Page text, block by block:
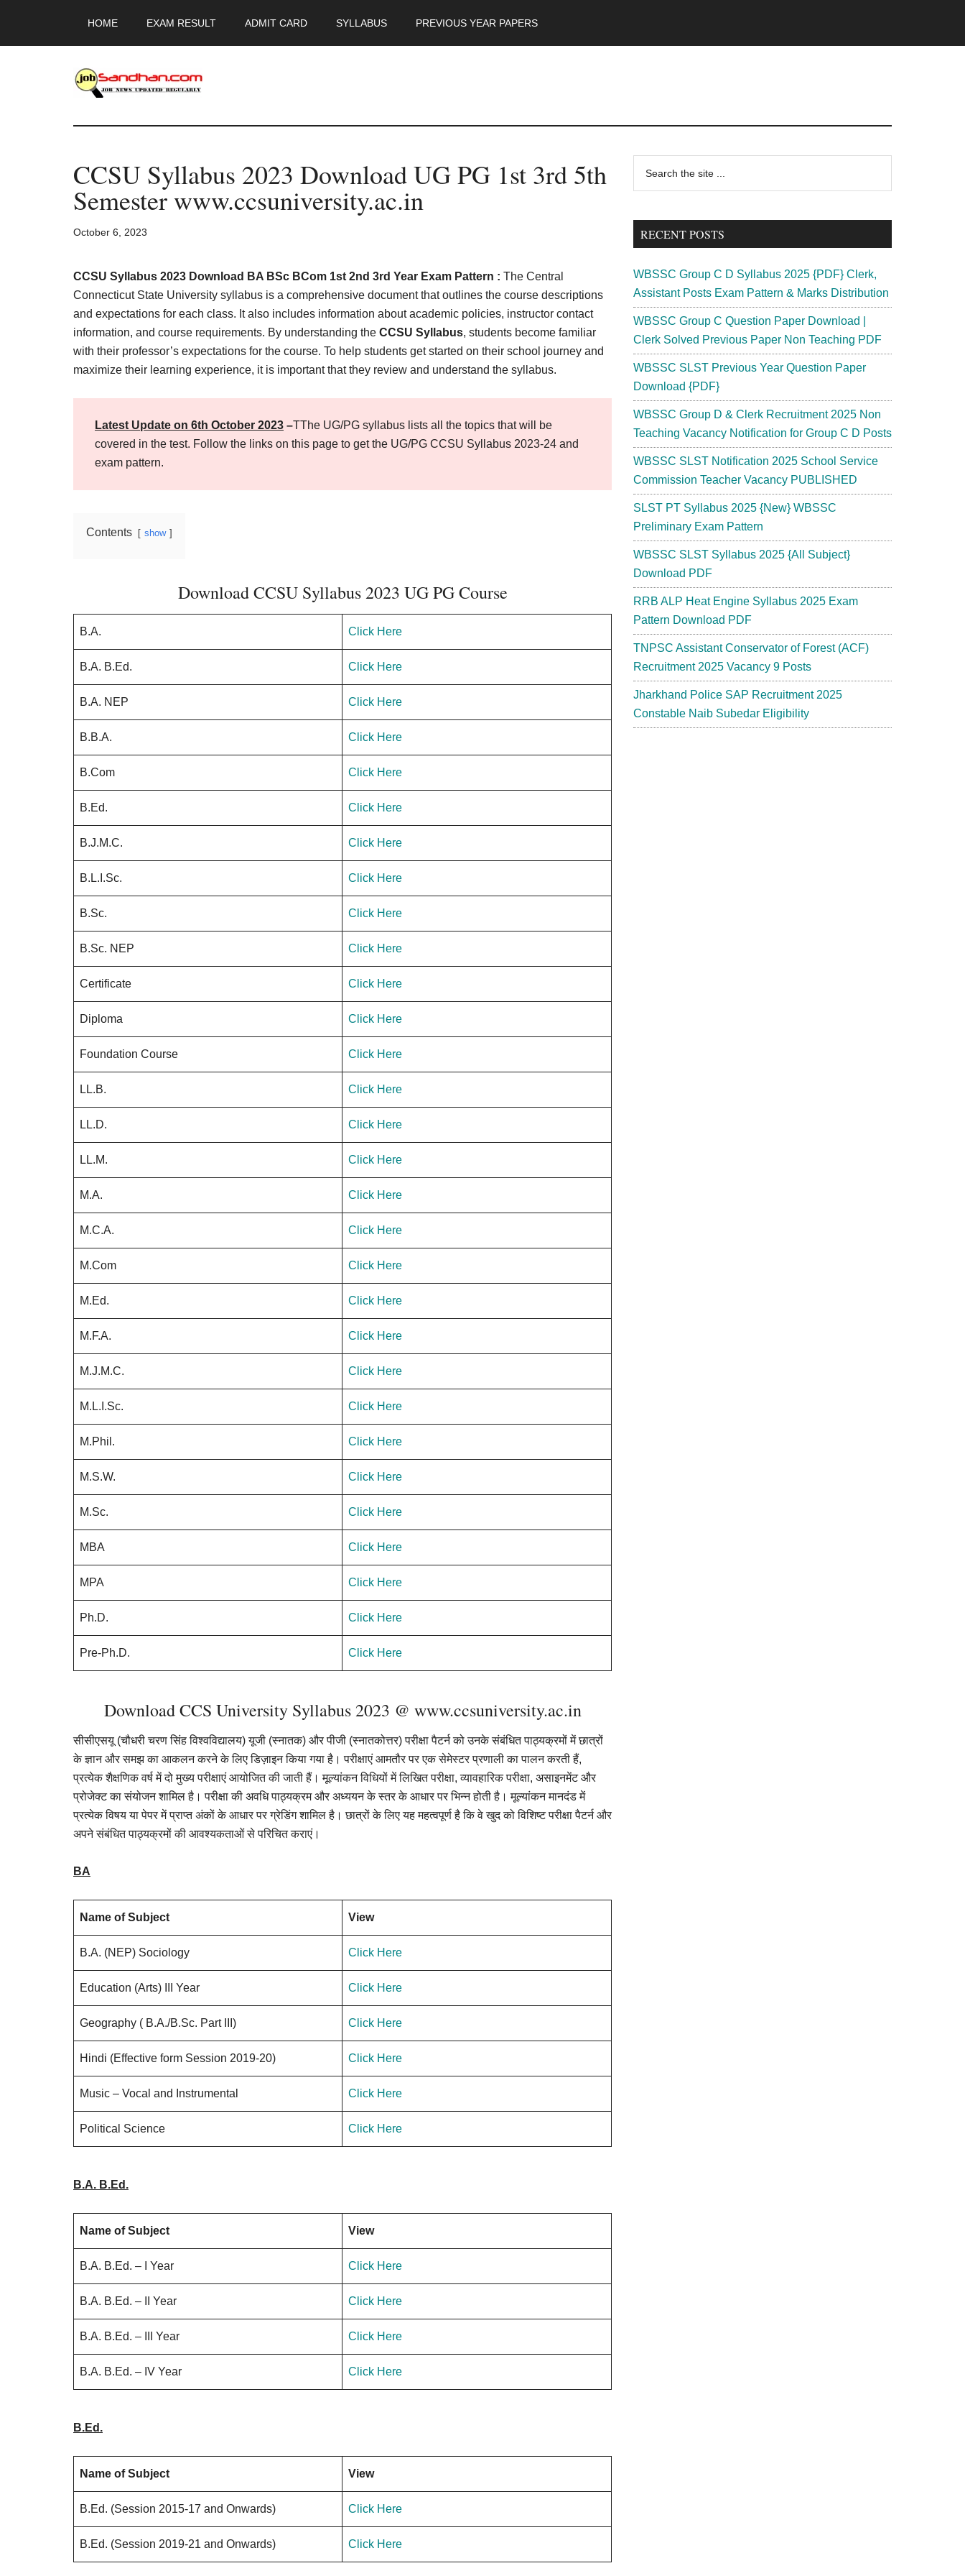
main
primary
footer
HOME EXAM RESULT ADMIT CARD SYLLABUS PREVIOUS YEAR PAPERS
JobSandhan.Com
-
Govt
Jobs,
Admit
Card,
Result,
Syllabus,
News
CCSU Syllabus 2023 Download UG PG 1st 3rd 5th
Semester www.ccsuniversity.ac.in
October 6, 2023
CCSU Syllabus 2023 Download BA BSc BCom 1st 2nd 3rd Year Exam Pattern : The Central
Connecticut State University syllabus is a comprehensive document that outlines the course descriptions
and expectations for each class. It also includes information about academic policies, instructor contact
information, and course requirements. By understanding the CCSU Syllabus, students become familiar
with their professor’s expectations for the course. To help students get started on their school journey and
maximize their learning experience, it is important that they review and understand the syllabus.
Latest Update on 6th October 2023 –TThe UG/PG syllabus lists all the topics that will be
covered in the test. Follow the links on this page to get the UG/PG CCSU Syllabus 2023-24 and
exam pattern.
Contents show
Download CCSU Syllabus 2023 UG PG Course
B.A. Click Here
B.A. B.Ed. Click Here
B.A. NEP Click Here
B.B.A. Click Here
B.Com Click Here
B.Ed. Click Here
B.J.M.C. Click Here
B.L.I.Sc. Click Here
B.Sc. Click Here
B.Sc. NEP Click Here
Certificate Click Here
Diploma Click Here
Foundation Course Click Here
LL.B. Click Here
LL.D. Click Here
LL.M. Click Here
M.A. Click Here
M.C.A. Click Here
M.Com Click Here
M.Ed. Click Here
M.F.A. Click Here
M.J.M.C. Click Here
M.L.I.Sc. Click Here
M.Phil. Click Here
M.S.W. Click Here
M.Sc. Click Here
MBA Click Here
MPA Click Here
Ph.D. Click Here
Pre-Ph.D. Click Here
Download CCS University Syllabus 2023 @ www.ccsuniversity.ac.in
सीसीएसयू (चौधरी चरण सिंह विश्वविद्यालय) यूजी (स्नातक) और पीजी (स्नातकोत्तर) परीक्षा पैटर्न को उनके संबंधित पाठ्यक्रमों में छात्रों
के ज्ञान और समझ का आकलन करने के लिए डिज़ाइन किया गया है। परीक्षाएं आमतौर पर एक सेमेस्टर प्रणाली का पालन करती हैं,
प्रत्येक शैक्षणिक वर्ष में दो मुख्य परीक्षाएं आयोजित की जाती हैं। मूल्यांकन विधियों में लिखित परीक्षा, व्यावहारिक परीक्षा, असाइनमेंट और
प्रोजेक्ट का संयोजन शामिल है। परीक्षा की अवधि पाठ्यक्रम और अध्ययन के स्तर के आधार पर भिन्न होती है। मूल्यांकन मानदंड में
प्रत्येक विषय या पेपर में प्राप्त अंकों के आधार पर ग्रेडिंग शामिल है। छात्रों के लिए यह महत्वपूर्ण है कि वे खुद को विशिष्ट परीक्षा पैटर्न और
अपने संबंधित पाठ्यक्रमों की आवश्यकताओं से परिचित कराएं।
BA
Name of Subject View
B.A. (NEP) Sociology Click Here
Education (Arts) III Year Click Here
Geography ( B.A./B.Sc. Part III) Click Here
Hindi (Effective form Session 2019-20) Click Here
Music – Vocal and Instrumental Click Here
Political Science Click Here
B.A. B.Ed.
Name of Subject View
B.A. B.Ed. – I Year Click Here
B.A. B.Ed. – II Year Click Here
B.A. B.Ed. – III Year Click Here
B.A. B.Ed. – IV Year Click Here
B.Ed.
Name of Subject View
B.Ed. (Session 2015-17 and Onwards) Click Here
B.Ed. (Session 2019-21 and Onwards) Click Here
Primary
Sidebar
...
RECENT POSTS
WBSSC Group C D Syllabus 2025 {PDF} Clerk,
Assistant Posts Exam Pattern & Marks Distribution
WBSSC Group C Question Paper Download |
Clerk Solved Previous Paper Non Teaching PDF
WBSSC SLST Previous Year Question Paper
Download {PDF}
WBSSC Group D & Clerk Recruitment 2025 Non
Teaching Vacancy Notification for Group C D Posts
WBSSC SLST Notification 2025 School Service
Commission Teacher Vacancy PUBLISHED
SLST PT Syllabus 2025 {New} WBSSC
Preliminary Exam Pattern
WBSSC SLST Syllabus 2025 {All Subject}
Download PDF
RRB ALP Heat Engine Syllabus 2025 Exam
Pattern Download PDF
TNPSC Assistant Conservator of Forest (ACF)
Recruitment 2025 Vacancy 9 Posts
Jharkhand Police SAP Recruitment 2025
Constable Naib Subedar Eligibility